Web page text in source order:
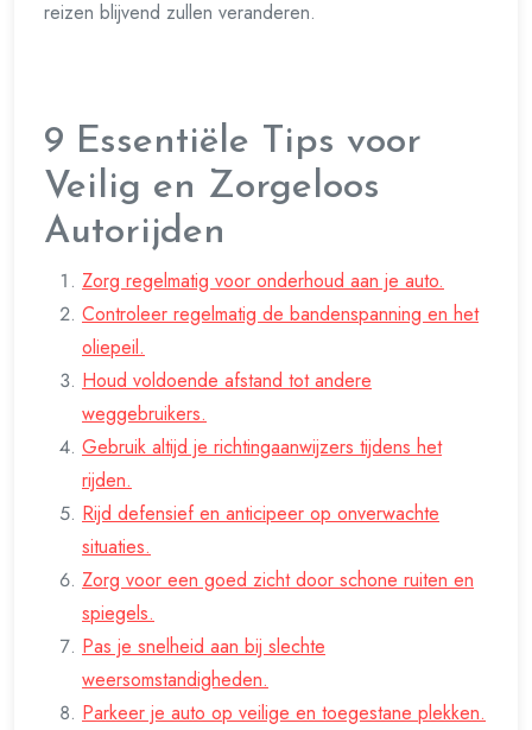
reizen blijvend zullen veranderen.
9 Essentiële Tips voor
Veilig en Zorgeloos
Autorijden
Zorg regelmatig voor onderhoud aan je auto.
Controleer regelmatig de bandenspanning en het
oliepeil.
Houd voldoende afstand tot andere
weggebruikers.
Gebruik altijd je richtingaanwijzers tijdens het
rijden.
Rijd defensief en anticipeer op onverwachte
situaties.
Zorg voor een goed zicht door schone ruiten en
spiegels.
Pas je snelheid aan bij slechte
weersomstandigheden.
Parkeer je auto op veilige en toegestane plekken.